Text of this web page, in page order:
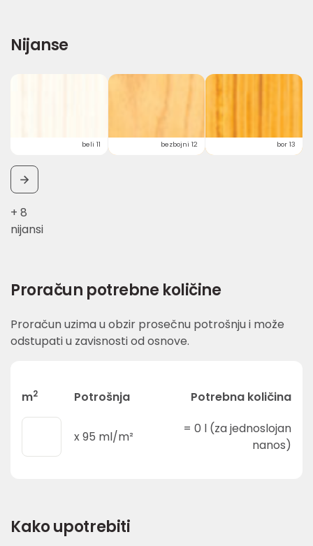
Nijanse
beli 11 bezbojni 12 bor 13
+ 8
nijansi
Proračun potrebne količine
Proračun uzima u obzir prosečnu potrošnju i može
odstupati u zavisnosti od osnove.
m2 Potrošnja Potrebna količina
x95 ml/m²
= 0 l (za jednoslojan
nanos)
Kako upotrebiti